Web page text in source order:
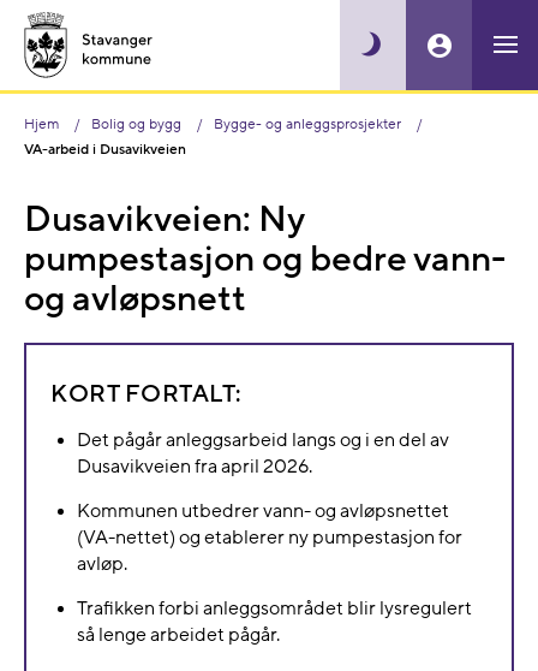
Hjem Bolig og bygg
Bygge- og anleggsprosjekter
VA-arbeid i Dusavikveien
Dusavikveien: Ny
pumpestasjon og bedre vann-
og avløpsnett
KORT FORTALT:
Det pågår anleggsarbeid langs og i en del av
Dusavikveien fra april 2026.
Kommunen utbedrer vann- og avløpsnettet
(VA-nettet) og etablerer ny pumpestasjon for
avløp.
Trafikken forbi anleggsområdet blir lysregulert
så lenge arbeidet pågår.